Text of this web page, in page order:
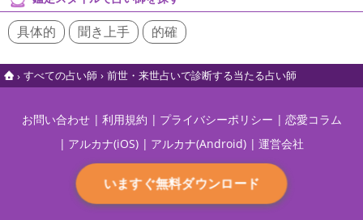
具体的 聞き上手 的確
すべての占い師 前世・来世占いで診断する当たる占い師
お問い合わせ 利用規約 プライバシーポリシー
恋愛コラム
アルカナ(iOS)
アルカナ(Android) 運営会社
いますぐ無料ダウンロード